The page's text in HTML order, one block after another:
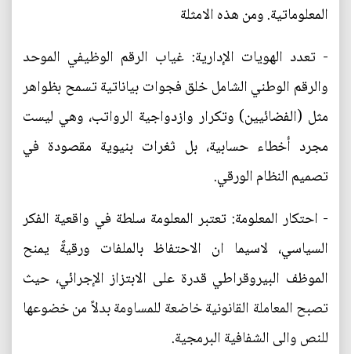
المعلوماتية. ومن هذه الامثلة
- تعدد الهويات الإدارية: غياب الرقم الوظيفي الموحد
والرقم الوطني الشامل خلق فجوات بياناتية تسمح بظواهر
مثل (الفضائيين) وتكرار وازدواجية الرواتب، وهي ليست
مجرد أخطاء حسابية، بل ثغرات بنيوية مقصودة في
تصميم النظام الورقي.
- احتكار المعلومة: تعتبر المعلومة سلطة في واقعية الفكر
السياسي، لاسيما ان الاحتفاظ بالملفات ورقيةً يمنح
الموظف البيروقراطي قدرة على الابتزاز الإجرائي، حيث
تصبح المعاملة القانونية خاضعة للمساومة بدلاً من خضوعها
للنص والى الشفافية البرمجية.